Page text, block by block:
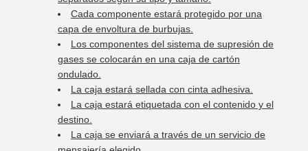
Cada componente estará protegido por una
capa de envoltura de burbujas.
Los componentes del sistema de supresión de
gases se colocarán en una caja de cartón
ondulado.
La caja estará sellada con cinta adhesiva.
La caja estará etiquetada con el contenido y el
destino.
La caja se enviará a través de un servicio de